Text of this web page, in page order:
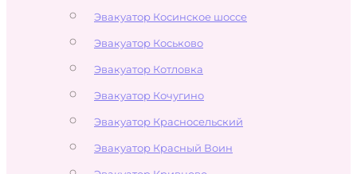
Эвакуатор Косинское шоссе
Эвакуатор Коськово
Эвакуатор Котловка
Эвакуатор Кочугино
Эвакуатор Красносельский
Эвакуатор Красный Воин